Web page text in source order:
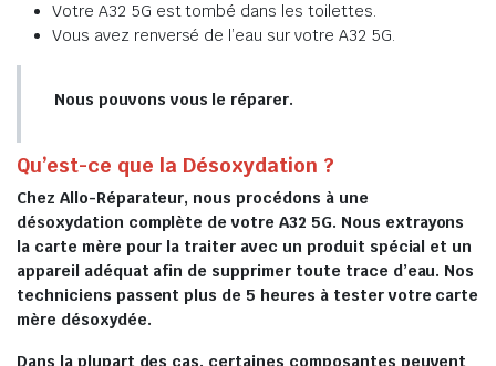
Votre A32 5G est tombé dans les toilettes.
Vous avez renversé de l’eau sur votre A32 5G.
Nous pouvons vous le réparer.
Qu’est-ce que la Désoxydation ?
Chez Allo-Réparateur, nous procédons à une
désoxydation complète de votre A32 5G. Nous extrayons
la carte mère pour la traiter avec un produit spécial et un
appareil adéquat afin de supprimer toute trace d’eau. Nos
techniciens passent plus de 5 heures à tester votre carte
mère désoxydée.
Dans la plupart des cas, certaines composantes peuvent